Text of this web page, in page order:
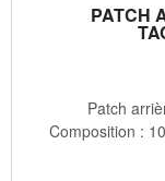
PATCH
Patch
Composition :